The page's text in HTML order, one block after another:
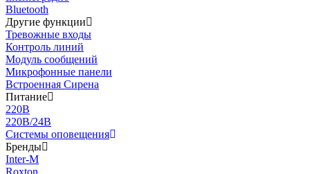
Bluetooth
Другие функции
Тревожные входы
Контроль линий
Модуль сообщений
Микрофонные панели
Встроенная Сирена
Питание
220В
220В/24В
Системы оповещения
Бренды
Inter-M
Roxton